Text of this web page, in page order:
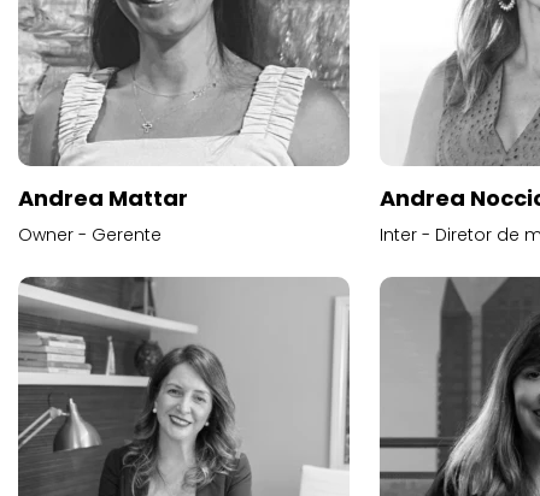
Andrea Mattar
Owner - Gerente
Andrea
Inter - Diretor de